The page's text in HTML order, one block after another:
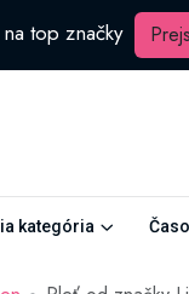
na top značky
kategória